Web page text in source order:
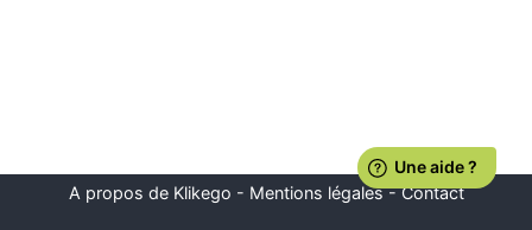
A propos de Klikego - Mentions légales-Contact